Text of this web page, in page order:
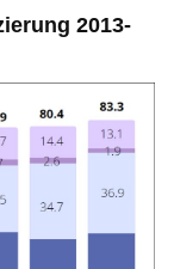
2013-